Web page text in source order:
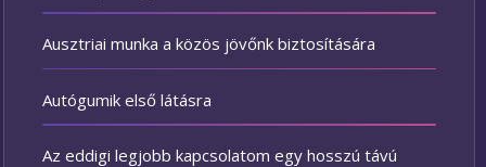
Ausztriai munka a közös jövőnk biztosítására
Autógumik első látásra
Az eddigi legjobb kapcsolatom egy hosszú távú